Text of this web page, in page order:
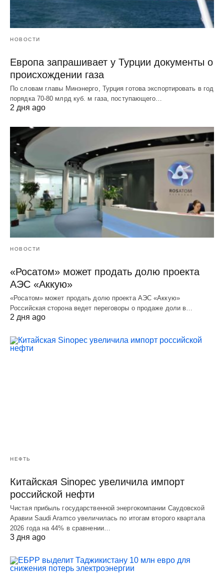
НОВОСТИ
Европа запрашивает у Турции документы о
происхождении газа
По словам главы Минэнерго, Турция готова экспортировать в год
порядка 70-80 млрд куб. м газа, поступающего…
2 дня ago
НОВОСТИ
«Росатом» может продать долю проекта
АЭС «Аккую»
«Росатом» может продать долю проекта АЭС «Аккую»
Российская сторона ведет переговоры о продаже доли в…
2 дня ago
НЕФТЬ
Китайская Sinopec увеличила импорт
российской нефти
Чистая прибыль государственной энергокомпании Саудовской
Аравии Saudi Aramco увеличилась по итогам второго квартала
2026 года на 44% в сравнении…
3 дня ago